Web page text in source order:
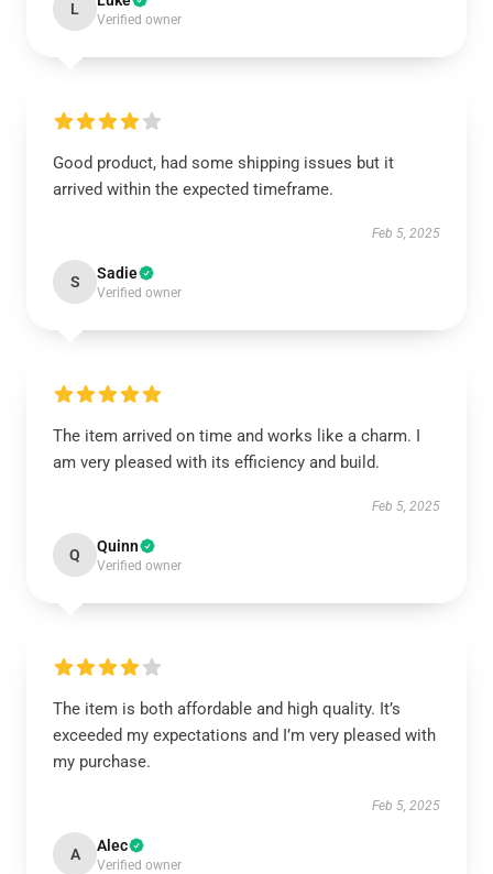
L
Verified owner
Good product, had some shipping issues but it
arrived within the expected timeframe.
Feb 5, 2025
S Sadie
Verified owner
The item arrived on time and works like a charm. I
am very pleased with its efficiency and build.
Feb 5, 2025
Q Quinn
Verified owner
The item is both affordable and high quality. It’s
exceeded my expectations and I’m very pleased with
my purchase.
Feb 5, 2025
A Alec
Verified owner